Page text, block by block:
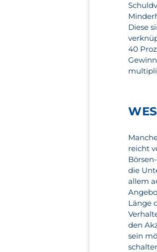
Diese
40
reicht
die
allem
Länge
den
sein